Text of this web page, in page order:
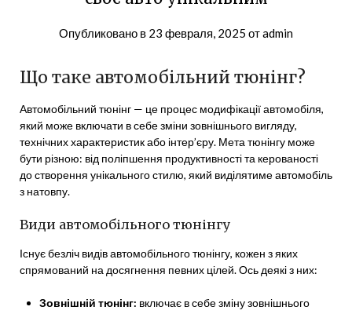
Опубликовано в 23 февраля, 2025 отadmin
Що таке автомобільний тюнінг?
Автомобільний тюнінг — це процес модифікації автомобіля,
який може включати в себе зміни зовнішнього вигляду,
технічних характеристик або інтер’єру. Мета тюнінгу може
бути різною: від поліпшення продуктивності та керованості
до створення унікального стилю, який виділятиме автомобіль
з натовпу.
Види автомобільного тюнінгу
Існує безліч видів автомобільного тюнінгу, кожен з яких
спрямований на досягнення певних цілей. Ось деякі з них:
Зовнішній тюнінг: включає в себе зміну зовнішнього